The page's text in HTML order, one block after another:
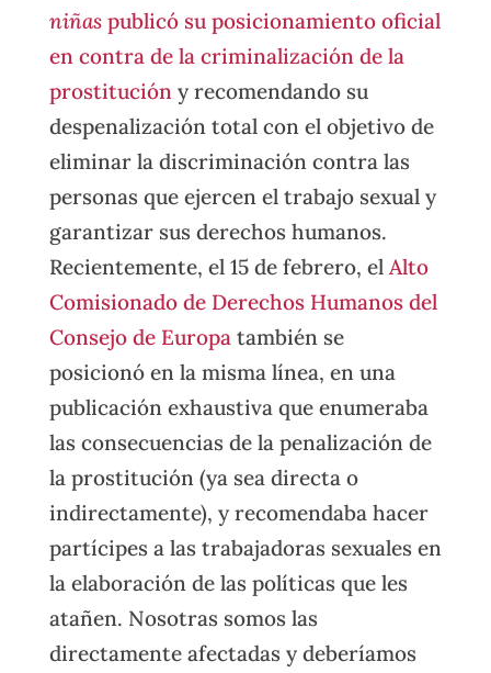
niñaspublicó su posicionamiento oficial
en contra de la criminalización de la
prostitucióny recomendando su
despenalización total con el objetivo de
eliminar la discriminación contra las
personas que ejercen el trabajo sexual y
garantizar sus derechos humanos.
Recientemente, el 15 de febrero, el Alto
Comisionado de Derechos Humanos del
Consejo de Europatambién se
posicionó en la misma línea, en una
publicación exhaustiva que enumeraba
las consecuencias de la penalización de
la prostitución (ya sea directa o
indirectamente), y recomendaba hacer
partícipes a las trabajadoras sexuales en
la elaboración de las políticas que les
atañen. Nosotras somos las
directamente afectadas y deberíamos